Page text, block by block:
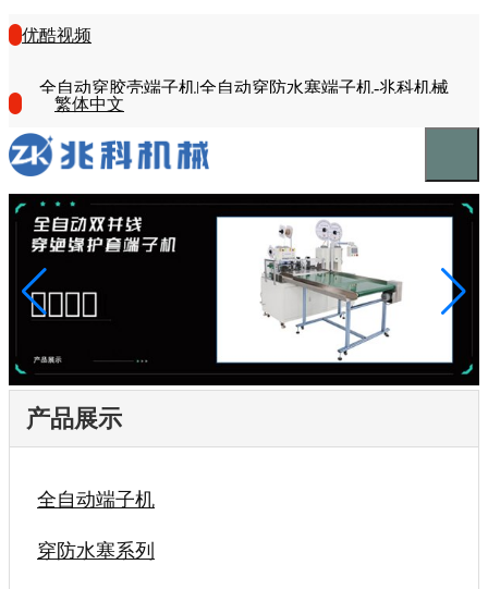
优酷视频
全自动穿胶壳端子机|全自动穿防水塞端子机-兆科机械
繁体中文
产品展示
全自动端子机
穿防水塞系列